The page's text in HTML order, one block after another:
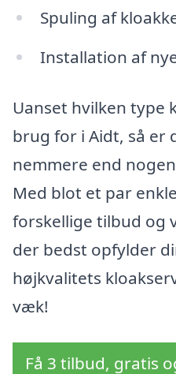
Spuling af
Installation af
Uanset hvilken type
brug for i Aidt, så er
nemmere end
Med blot et par
forskellige tilbud og
der bedst opfylder
højkvalitets
væk!
Få 3 tilbud, gratis